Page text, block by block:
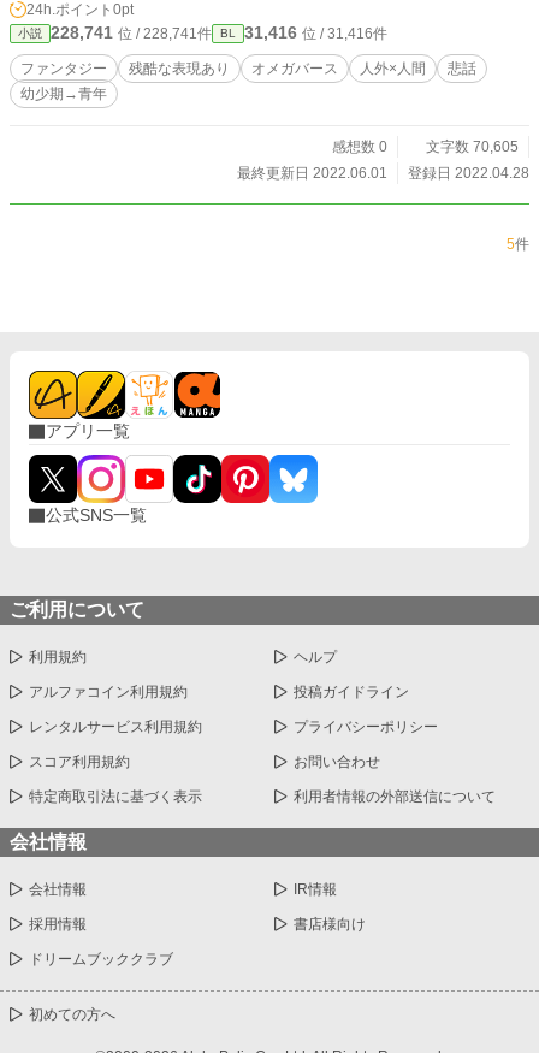
24h.ポイント 0pt
小説 228,741 位 / 228,741件 BL 31,416 位 / 31,416件
ファンタジー 残酷な表現あり オメガバース 人外×人間
悲話
幼少期→青年
感想数 0
文字数 70,605
最終更新日 2022.06.01
登録日 2022.04.28
5件
アプリ一覧
公式SNS一覧
ご利用について
利用規約 ヘルプ
アルファコイン利用規約 投稿ガイドライン
レンタルサービス利用規約 プライバシーポリシー
スコア利用規約 お問い合わせ
特定商取引法に基づく表示 利用者情報の外部送信について
会社情報
会社情報 IR情報
採用情報 書店様向け
ドリームブッククラブ
初めての方へ